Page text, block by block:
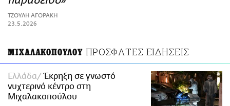
ΑΜΠΑ
PRINT
ΤΖΟΥΛΗ ΑΓΟΡΑΚΗ
23.5.2026
ΜΙΧΑΛΑΚΟΠΟΥΛΟΥ ΠΡΟΣΦΑΤΕΣ ΕΙΔΗΣΕΙΣ
Ελλάδα
Έκρηξη σε γνωστό
νυχτερινό κέντρο στη
Μιχαλακοπούλου